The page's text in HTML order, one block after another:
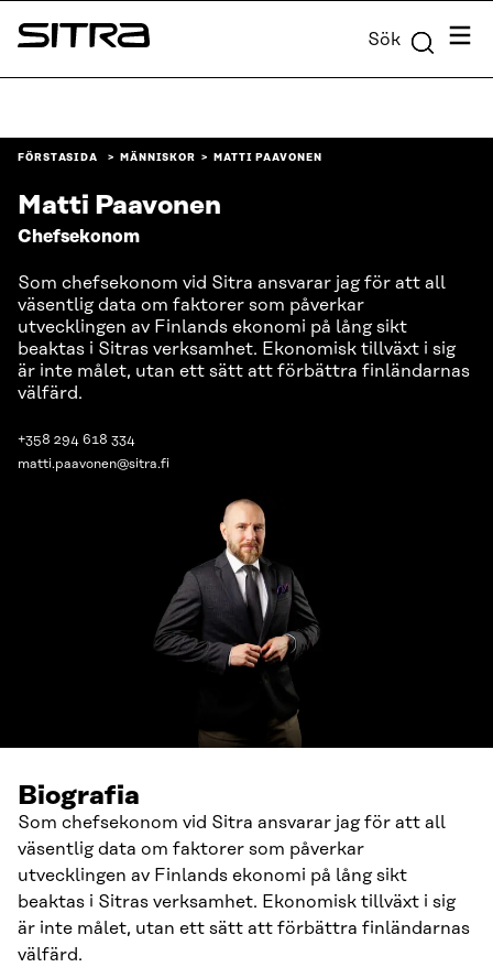
Skip to
content
Sitra Sök Meny
FÖRSTASIDA MÄNNISKOR MATTI PAAVONEN
Matti Paavonen
Chefsekonom
Som chefsekonom vid Sitra ansvarar jag för att all
väsentlig data om faktorer som påverkar
utvecklingen av Finlands ekonomi på lång sikt
beaktas i Sitras verksamhet. Ekonomisk tillväxt i sig
är inte målet, utan ett sätt att förbättra finländarnas
välfärd.
+358 294 618 334
matti.paavonen@sitra.fi
Biografia
Som chefsekonom vid Sitra ansvarar jag för att all
väsentlig data om faktorer som påverkar
utvecklingen av Finlands ekonomi på lång sikt
beaktas i Sitras verksamhet. Ekonomisk tillväxt i sig
är inte målet, utan ett sätt att förbättra finländarnas
välfärd.